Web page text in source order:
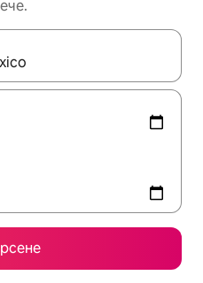
използвайте